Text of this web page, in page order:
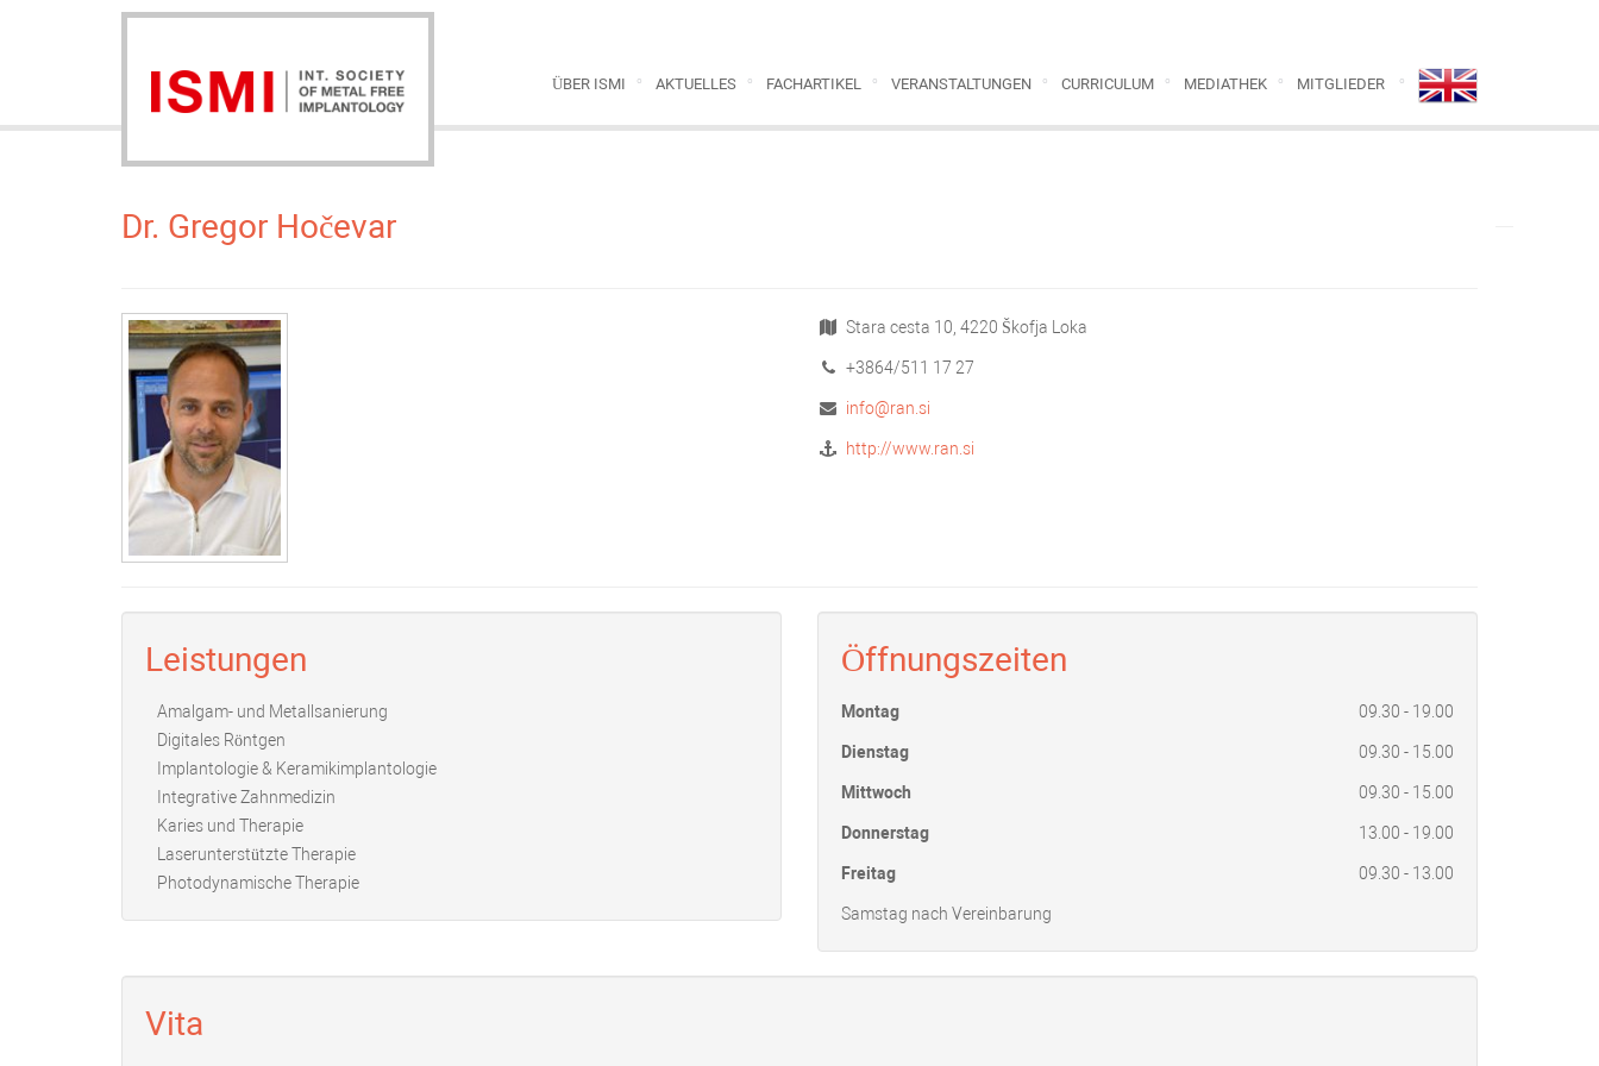
ÜBER ISMI AKTUELLES FACHARTIKEL VERANSTALTUNGEN CURRICULUM MEDIATHEK MITGLIEDER
Dr. Gregor Hočevar
Stara cesta 10, 4220 Škofja Loka
+3864/511 17 27
info@ran.si
http://www.ran.si
Leistungen
Amalgam- und Metallsanierung
Digitales Röntgen
Implantologie & Keramikimplantologie
Integrative Zahnmedizin
Karies und Therapie
Laserunterstützte Therapie
Photodynamische Therapie
Öffnungszeiten
Montag 09.30 - 19.00
Dienstag 09.30 - 15.00
Mittwoch 09.30 - 15.00
Donnerstag 13.00 - 19.00
Freitag 09.30 - 13.00
Samstag nach Vereinbarung
Vita